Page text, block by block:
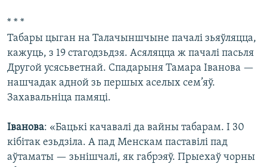
* * *
Табары цыган на Талачыншчыне пачалі зьяўляцца,
кажуць, з 19 стагодзьдзя. Асяляцца ж пачалі пасьля
Другой усясьветнай. Спадарыня Тамара Іванова —
нашчадак адной зь першых аселых сем’яў.
Захавальніца памяці.
Іванова: «Бацькі качавалі да вайны табарам. І 30
кібітак езьдзіла. А пад Менскам паставілі пад
аўтаматы — зьнішчалі, як габрэяў. Прыехаў чорны